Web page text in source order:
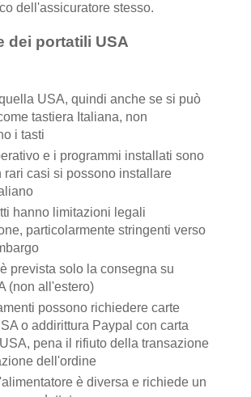
dell'assicuratore stesso.
dei portatili USA
USA, quindi anche se si può
tastiera Italiana, non
i tasti
e i programmi installati sono
rari casi si possono installare
hanno limitazioni legali
particolarmente stringenti verso
prevista solo la consegna su
(non all'estero)
possono richiedere carte
o addirittura Paypal con carta
pena il rifiuto della transazione
dell'ordine
è diversa e richiede un